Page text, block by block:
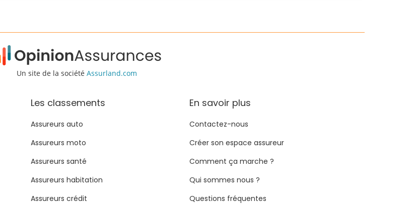
Un site de la société Assurland.com
Les classements
Assureurs auto
Assureurs moto
Assureurs santé
Assureurs habitation
Assureurs crédit
En savoir plus
Contactez-nous
Créer son espace assureur
Comment ça marche ?
Qui sommes nous ?
Questions fréquentes